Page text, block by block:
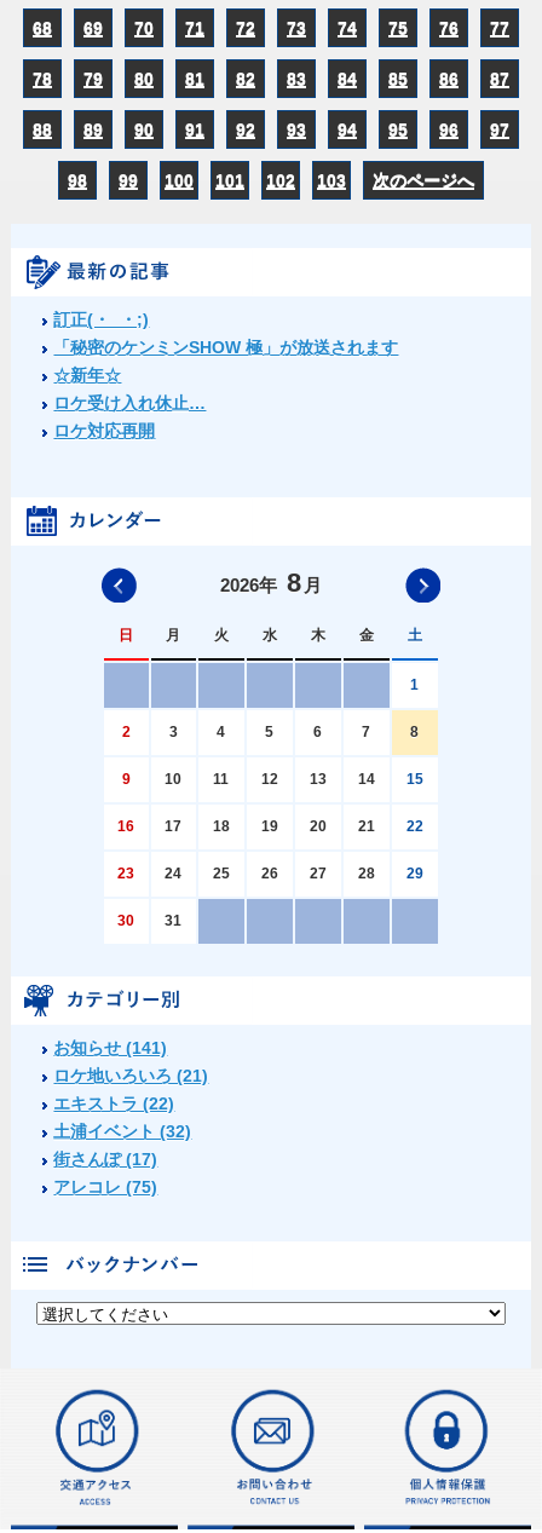
68 69 70 71 72 73 74 75 76 77
78 79 80 81 82 83 84 85 86 87
88 89 90 91 92 93 94 95 96 97
98 99 100 101 102 103 次のページへ
訂正(・_・;)
「秘密のケンミンSHOW 極」が放送されます
☆新年☆
ロケ受け入れ休止…
ロケ対応再開
2026年 8 月
日 月 火 水 木 金 土
1
2 3 4 5 6 7 8
9 10 11 12 13 14 15
16 17 18 19 20 21 22
23 24 25 26 27 28 29
30 31
前の月へ 次の月へ
お知らせ (141)
ロケ地いろいろ (21)
エキストラ (22)
土浦イベント (32)
街さんぽ (17)
アレコレ (75)